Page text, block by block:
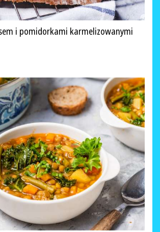
i pomidorkami karmelizowanymi